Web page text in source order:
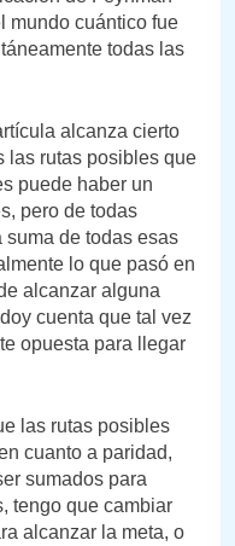
mundo cuántico fue
todas las
alcanza cierto
las rutas posibles que
puede haber un
pero de todas
suma de todas esas
lo que pasó en
alcanzar alguna
cuenta que tal vez
opuesta para llegar
las rutas posibles
cuanto a paridad,
sumados para
tengo que cambiar
alcanzar la meta, o